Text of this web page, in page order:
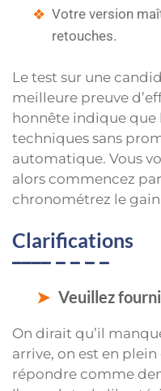
Votre version
retouches.
Le test sur une
meilleure preuve
honnête indique que
techniques sans
automatique. Vous
alors commencez
chronométrez le
Clarifications
Veuillez
On dirait qu’il
arrive, on est en
répondre comme